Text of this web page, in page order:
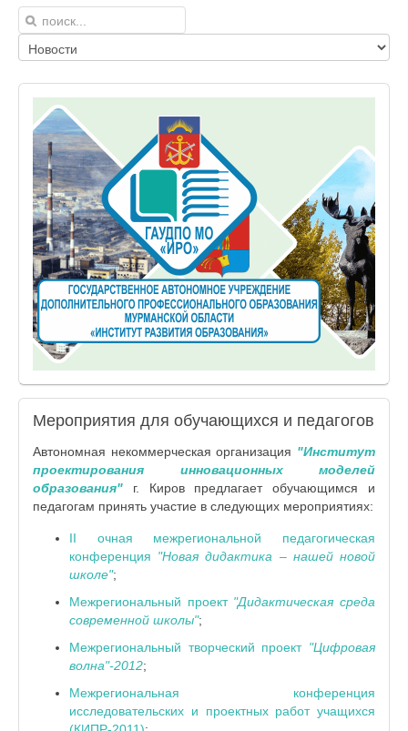
Мероприятия для обучающихся и педагогов
Автономная некоммерческая организация "Институт
проектирования инновационных моделей
образования" г. Киров предлагает обучающимся и
педагогам принять участие в следующих мероприятиях:
II очная межрегиональной педагогическая
конференция "Новая дидактика – нашей новой
школе";
Межрегиональный проект "Дидактическая среда
современной школы";
Межрегиональный творческий проект "Цифровая
волна"-2012;
Межрегиональная конференция
исследовательских и проектных работ учащихся